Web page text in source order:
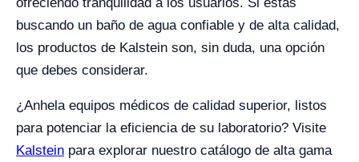
buscando un baño de agua confiable y de alta calidad,
los productos de Kalstein son, sin duda, una opción
que debes considerar.
¿Anhela equipos médicos de calidad superior, listos
para potenciar la eficiencia de su laboratorio? Visite
Kalstein para explorar nuestro catálogo de alta gama